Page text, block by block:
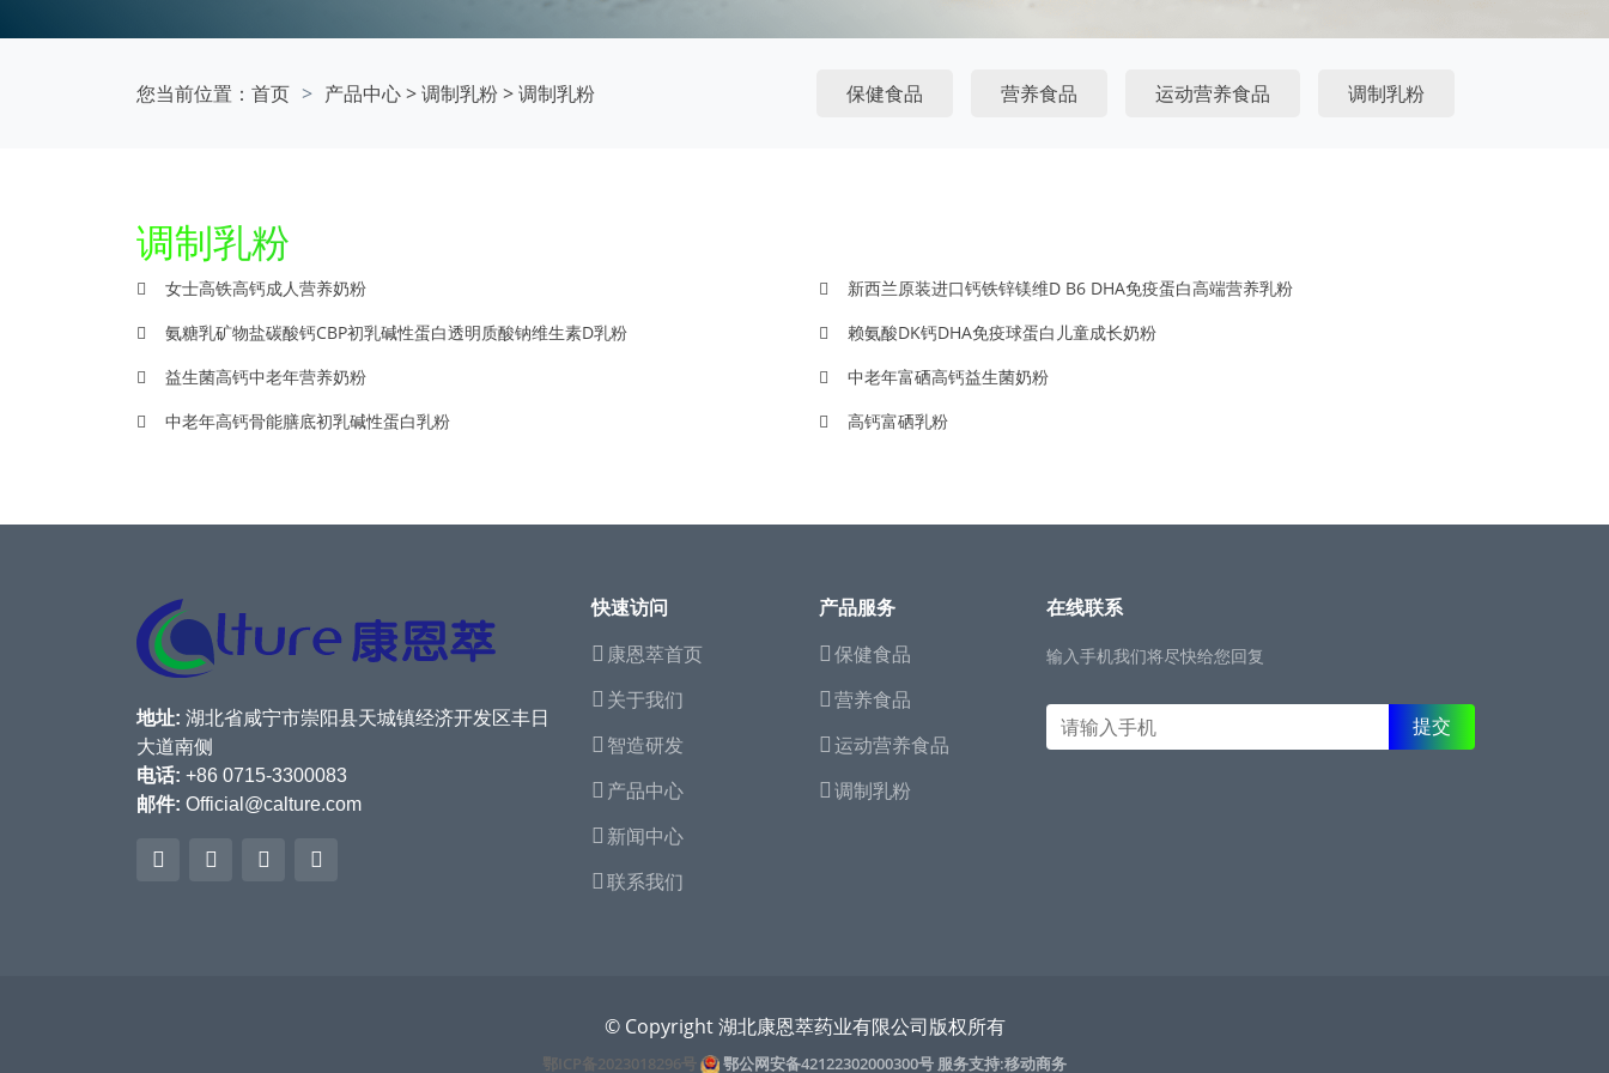
您当前位置： 首页 产品中心>调制乳粉>调制乳粉 保健食品 营养食品 运动营养食品 调制乳粉
调制乳粉
女士高铁高钙成人营养奶粉
新西兰原装进口钙铁锌镁维D B6 DHA免疫蛋白高端营养乳粉
氨糖乳矿物盐碳酸钙CBP初乳碱性蛋白透明质酸钠维生素D乳粉
赖氨酸DK钙DHA免疫球蛋白儿童成长奶粉
益生菌高钙中老年营养奶粉
中老年富硒高钙益生菌奶粉
中老年高钙骨能膳底初乳碱性蛋白乳粉
高钙富硒乳粉
地址: 湖北省咸宁市崇阳县天城镇经济开发区丰日
大道南侧
电话: +86 0715-3300083
邮件: Official@calture.com
快速访问
康恩萃首页
关于我们
智造研发
产品中心
新闻中心
联系我们
产品服务
保健食品
营养食品
运动营养食品
调制乳粉
在线联系
输入手机我们将尽快给您回复
© Copyright 湖北康恩萃药业有限公司版权所有
鄂ICP备2023018296号 鄂公网安备42122302000300号 服务支持:移动商务